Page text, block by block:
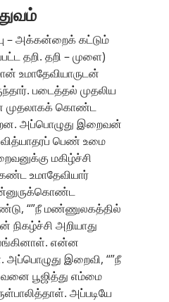
– அக்கன்றைக் கட்டும்
தறி. தறி – முளை)
உமாதேவியாருடன்
படைத்தல் முதலிய
முதலாகக் கொண்ட
அப்பொழுது இறைவன்
வித்யாதரப் பெண் உமை
மகிழ்ச்சி
உமாதேவியார்
“”நீ மண்ணுலகத்தில்
நிகழ்ச்சி அறியாது
என்ன
இறைவி, “”நீ
பூஜித்து எம்மை
அப்படியே